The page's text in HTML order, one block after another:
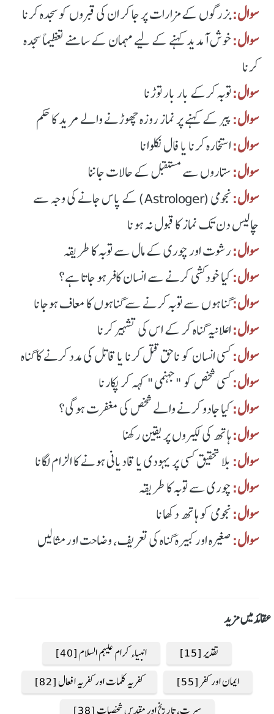
سوال:بزرگوں کے مزارات پر جا کر ان کی قبروں کو سجدہ کرنا
سوال:خوش آمدید کہنے کے لیے مہمان کے سامنے تعظیماً سجدہ
کرنا
سوال:توبہ کرکے بار بار توڑنا
سوال:پیر کے کہنے پر نماز روزہ چھوڑنے والے مرید کا حکم
سوال:استخارہ کرنا یا فال نکلوانا
سوال:ستاروں سے مستقبل کے حالات جاننا
سوال:
نجومی (Astrologer) کے پاس جانے کی وجہ سے
چالیس دن تک نماز کا قبول نہ ہونا
سوال:رشوت اور چوری کے مال سے توبہ کا طریقہ
سوال:کیا خودکشی کرنے سے انسان کافر ہو جاتا ہے؟
سوال:گناہوں سے توبہ کرنے سے گناہوں کا معاف ہوجانا
سوال:اعلانیہ گناہ کر کے اس کی تشہیر کرنا
سوال:کسی انسان کو ناحق قتل کرنا یا قاتل کی مدد کرنے کا گناہ
سوال:کسی شخص کو "جہنمی" کہہ کر پکارنا
سوال:کیا جادو کرنے والے شخص کی مغفرت ہوگی؟
سوال:ہاتھ کی لکیروں پر یقین رکھنا
سوال:بلا تحقیق کسی پر یہودی یا قادیانی ہونے کا الزام لگانا
سوال:چوری سے توبہ کا طریقہ
سوال:نجومی کو ہاتھ دکھانا
سوال:صغیرہ اور کبیرہ گناہ کی تعریف، وضاحت اور مثالیں
عقائد میں مزید
انبیاء کرام علیہم السلام [40]
تقدیر [15]
کفریہ کلمات اور کفریہ افعال [82]
ایمان اور کفر [55]
سیرت، تاریخ اور مقدس شخصیات [38]